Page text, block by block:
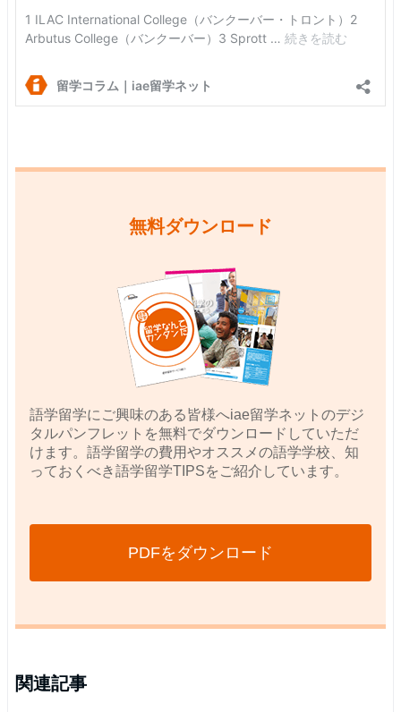
無料ダウンロード
語学留学にご興味のある皆様へiae留学ネットのデジ
タルパンフレットを無料でダウンロードしていただ
けます。語学留学の費用やオススメの語学学校、知
っておくべき語学留学TIPSをご紹介しています。
PDFをダウンロード
関連記事